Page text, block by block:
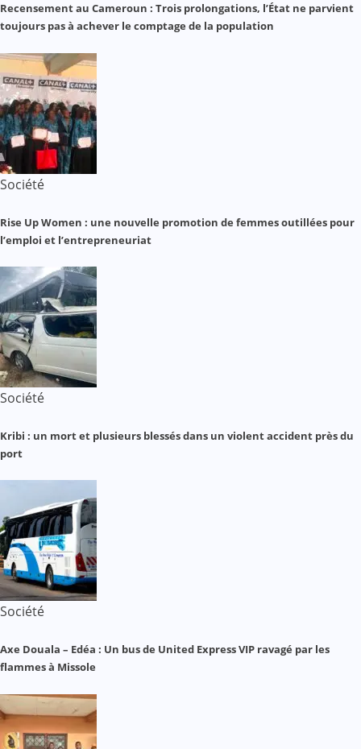
Recensement au Cameroun : Trois prolongations, l’État ne parvient
toujours pas à achever le comptage de la population
Société
Rise Up Women : une nouvelle promotion de femmes outillées pour
l’emploi et l’entrepreneuriat
Société
Kribi : un mort et plusieurs blessés dans un violent accident près du
port
Société
Axe Douala – Edéa : Un bus de United Express VIP ravagé par les
flammes à Missole